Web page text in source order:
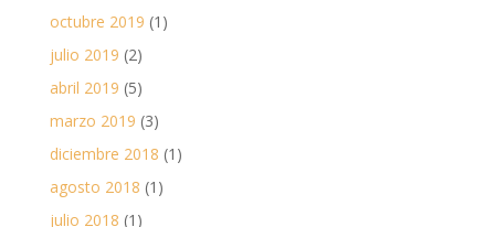
octubre 2019 (1)
julio 2019 (2)
abril 2019 (5)
marzo 2019 (3)
diciembre 2018 (1)
agosto 2018 (1)
julio 2018 (1)